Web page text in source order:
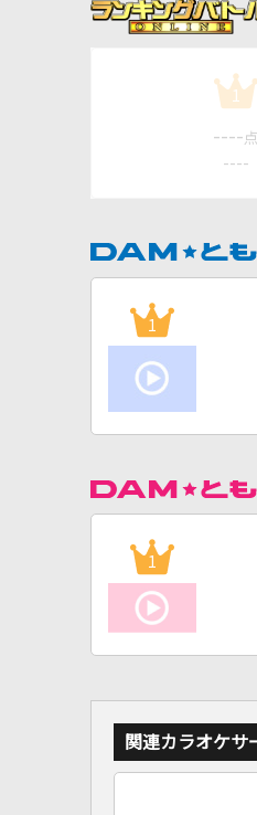
1
---- 点
----
1
1
関連カラオケサ